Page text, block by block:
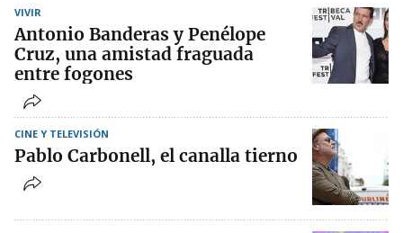
VIVIR
Antonio Banderas y Penélope
Cruz, una amistad fraguada
entre fogones
CINE Y TELEVISIÓN
Pablo Carbonell, el canalla tierno